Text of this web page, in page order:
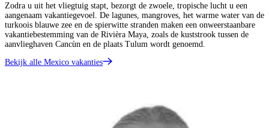
Zodra u uit het vliegtuig stapt, bezorgt de zwoele, tropische lucht u een
aangenaam vakantiegevoel. De lagunes, mangroves, het warme water van de
turkoois blauwe zee en de spierwitte stranden maken een onweerstaanbare
vakantiebestemming van de Rivièra Maya, zoals de kuststrook tussen de
aanvlieghaven Cancùn en de plaats Tulum wordt genoemd.
Bekijk alle Mexico vakanties